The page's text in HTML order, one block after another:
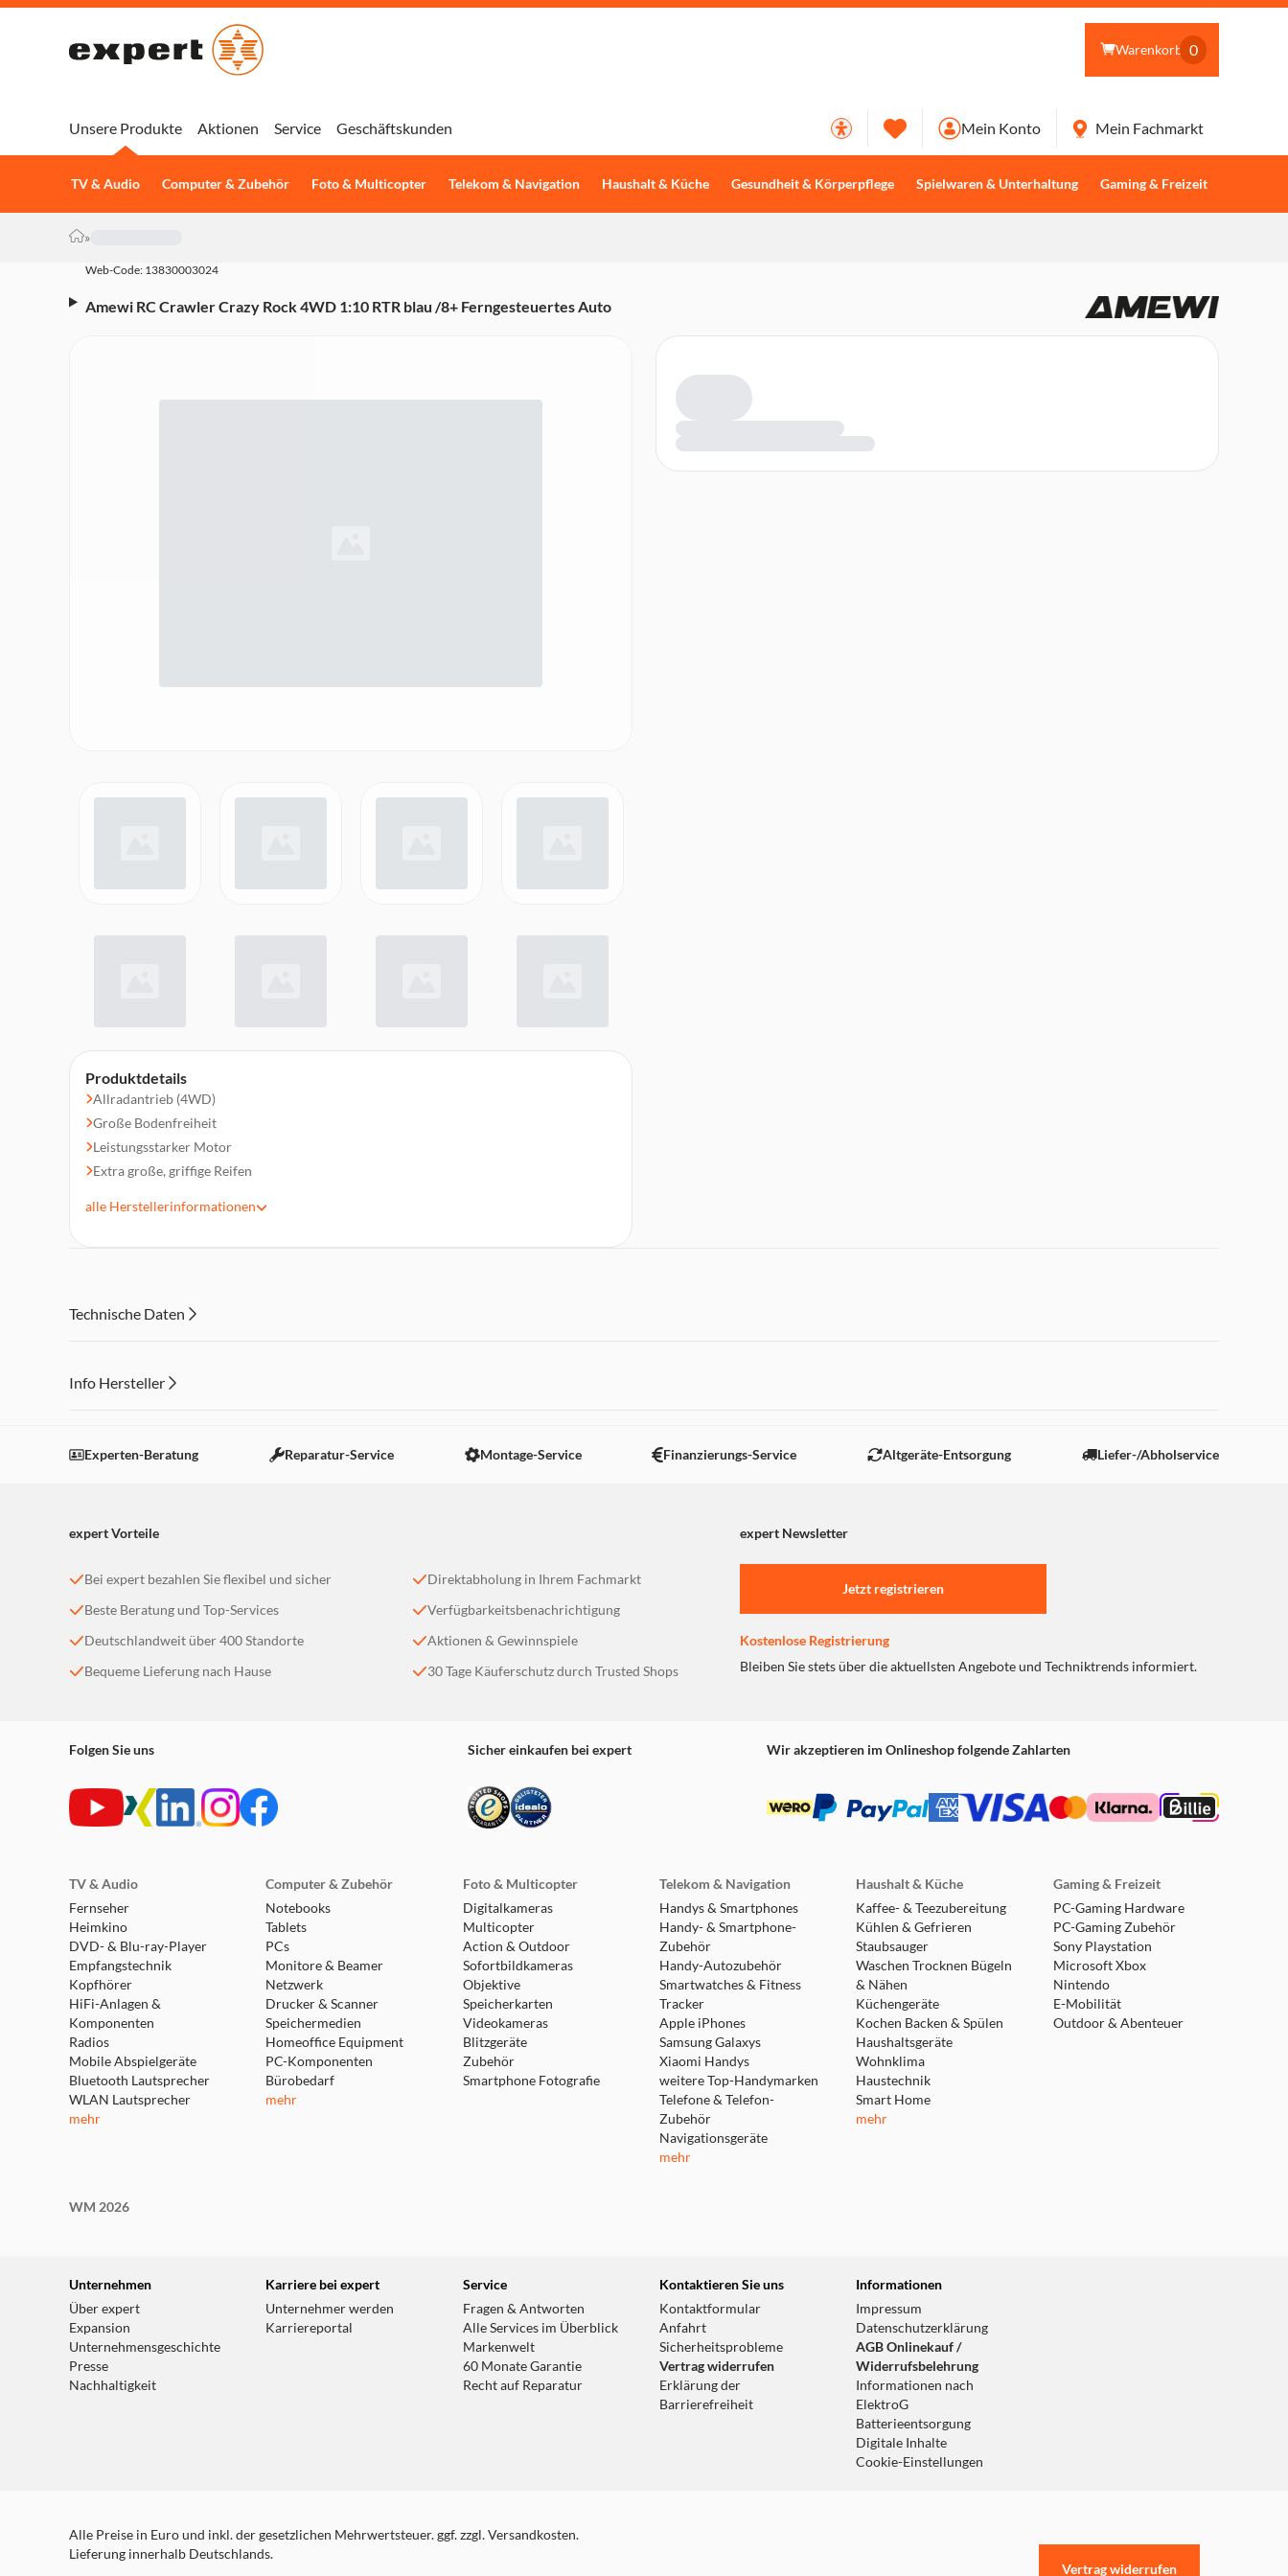
Warenkorb 0
Unsere Produkte
TV & Audio Computer & Zubehör Foto & Multicopter Telekom & Navigation Haushalt & Küche Gesundheit & Körperpflege Spielwaren & Unterhaltung Gaming & Freizeit
Aktionen Service Geschäftskunden Mein Konto Mein Fachmarkt
»
Web-Code: 13830003024
Amewi RC Crawler Crazy Rock 4WD 1:10 RTR blau /8+ Ferngesteuertes Auto
Produktdetails
Allradantrieb (4WD)
Große Bodenfreiheit
Leistungsstarker Motor
Extra große, griffige Reifen
Helle LED-Frontscheinwerfer
alle Herstellerinformationen
Technische Daten
Info Hersteller
Einstellungen anpassen
Experten-Beratung Reparatur-Service Montage-Service Finanzierungs-Service Altgeräte-Entsorgung Liefer-/Abholservice
expert Vorteile expert Newsletter
Bei expert bezahlen Sie flexibel und sicher
Beste Beratung und Top-Services
Deutschlandweit über 400 Standorte
Bequeme Lieferung nach Hause
Direktabholung in Ihrem Fachmarkt
Verfügbarkeitsbenachrichtigung
Aktionen & Gewinnspiele
30 Tage Käuferschutz durch Trusted Shops
Jetzt registrieren
Kostenlose Registrierung
Bleiben Sie stets über die aktuellsten Angebote und Techniktrends informiert.
Folgen Sie uns Sicher einkaufen bei expert Wir akzeptieren im Onlineshop folgende Zahlarten
TV & Audio
Fernseher
Heimkino
DVD- & Blu-ray-Player
Empfangstechnik
Kopfhörer
HiFi-Anlagen &
Komponenten
Radios
Mobile Abspielgeräte
Bluetooth Lautsprecher
WLAN Lautsprecher
mehr
Computer & Zubehör
Notebooks
Tablets
PCs
Monitore & Beamer
Netzwerk
Drucker & Scanner
Speichermedien
Homeoffice Equipment
PC-Komponenten
Bürobedarf
mehr
Foto & Multicopter
Digitalkameras
Multicopter
Action & Outdoor
Sofortbildkameras
Objektive
Speicherkarten
Videokameras
Blitzgeräte
Zubehör
Smartphone Fotografie
Telekom & Navigation
Handys & Smartphones
Handy- & Smartphone-
Zubehör
Handy-Autozubehör
Smartwatches & Fitness
Tracker
Apple iPhones
Samsung Galaxys
Xiaomi Handys
weitere Top-Handymarken
Telefone & Telefon-
Zubehör
Navigationsgeräte
mehr
Haushalt & Küche
Kaffee- & Teezubereitung
Kühlen & Gefrieren
Staubsauger
Waschen Trocknen Bügeln
& Nähen
Küchengeräte
Kochen Backen & Spülen
Haushaltsgeräte
Wohnklima
Haustechnik
Smart Home
mehr
Gaming & Freizeit
PC-Gaming Hardware
PC-Gaming Zubehör
Sony Playstation
Microsoft Xbox
Nintendo
E-Mobilität
Outdoor & Abenteuer
WM 2026
Unternehmen
Über expert
Expansion
Unternehmensgeschichte
Presse
Nachhaltigkeit
Karriere bei expert
Unternehmer werden
Karriereportal
Service
Fragen & Antworten
Alle Services im Überblick
Markenwelt
60 Monate Garantie
Recht auf Reparatur
Kontaktieren Sie uns
Kontaktformular
Anfahrt
Sicherheitsprobleme
Vertrag widerrufen
Erklärung der
Barrierefreiheit
Informationen
Impressum
Datenschutzerklärung
AGB Onlinekauf /
Widerrufsbelehrung
Informationen nach
ElektroG
Batterieentsorgung
Digitale Inhalte
Cookie-Einstellungen
Alle Preise in Euro und inkl. der gesetzlichen Mehrwertsteuer. ggf. zzgl. Versandkosten.
Lieferung innerhalb Deutschlands.
Vertrag widerrufen